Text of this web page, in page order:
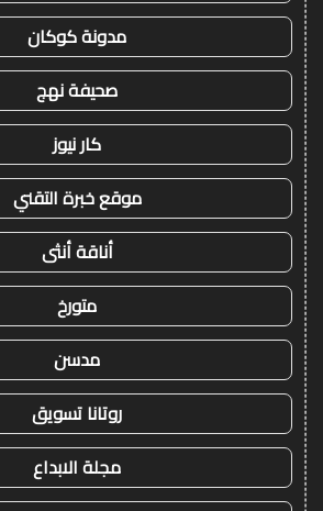
مدونة كوكان
صحيفة نهج
كار نيوز
موقع خبرة التقني
أناقة أنثى
متورخ
مدسن
روتانا تسويق
مجلة الابداع